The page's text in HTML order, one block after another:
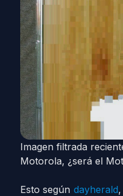
Imagen filtrada
Motorola, ¿será el
Esto según dayherald